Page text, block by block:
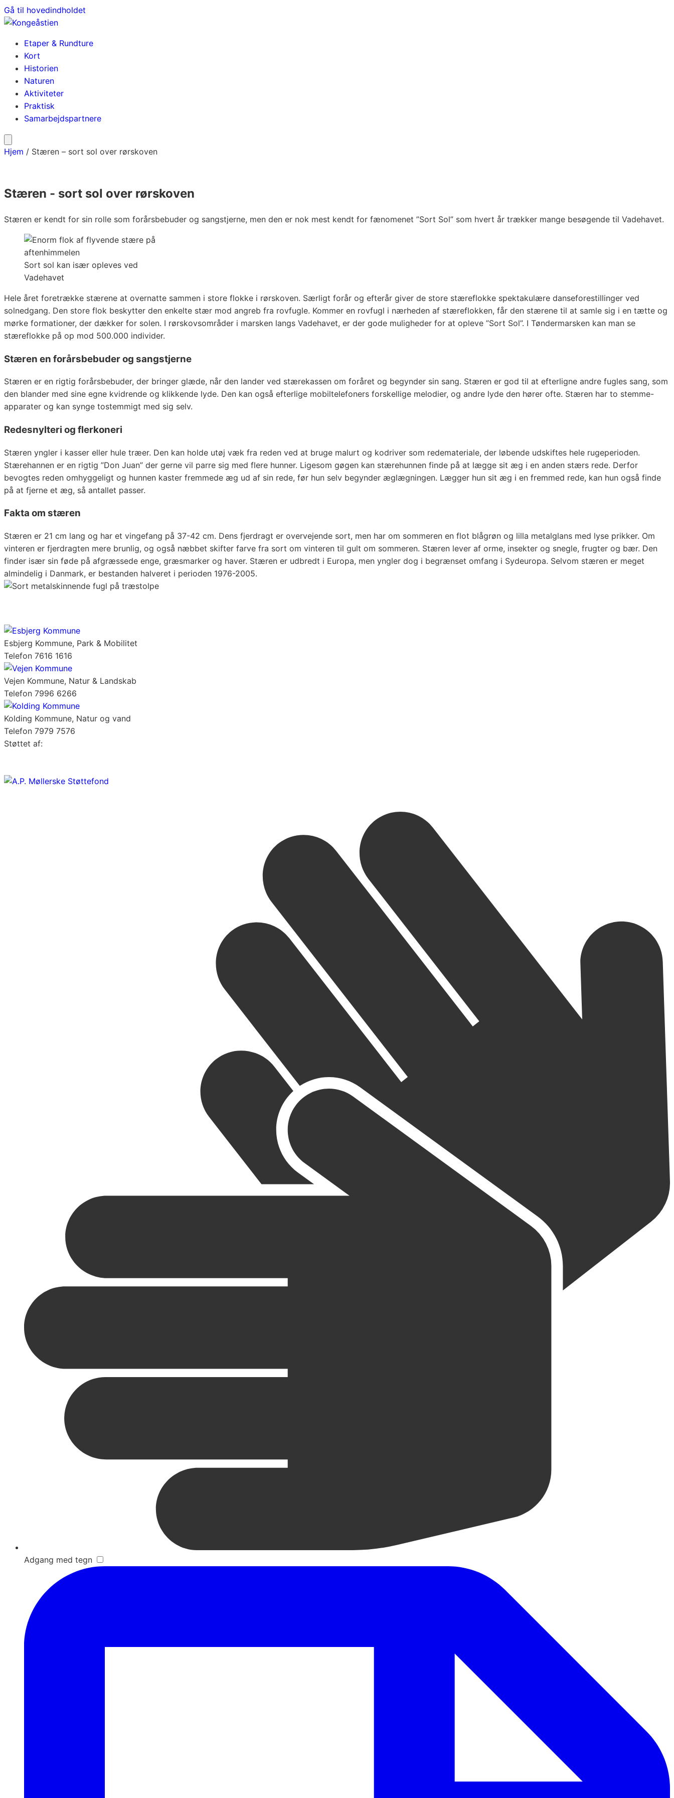
Gå til hovedindholdet
Etaper & Rundture
Kort
Historien
Naturen
Aktiviteter
Praktisk
Samarbejdspartnere
Hjem / Stæren – sort sol over rørskoven
Stæren - sort sol over rørskoven
Stæren er kendt for sin rolle som forårsbebuder og sangstjerne, men den er nok mest kendt for fænomenet ”Sort Sol” som hvert år trækker mange besøgende til Vadehavet.
Sort sol kan især opleves ved
Vadehavet
Hele året foretrække stærene at overnatte sammen i store flokke i rørskoven. Særligt forår og efterår giver de store stæreflokke spektakulære danseforestillinger ved
solnedgang. Den store flok beskytter den enkelte stær mod angreb fra rovfugle. Kommer en rovfugl i nærheden af stæreflokken, får den stærene til at samle sig i en tætte og
mørke formationer, der dækker for solen. I rørskovsområder i marsken langs Vadehavet, er der gode muligheder for at opleve ”Sort Sol”. I Tøndermarsken kan man se
stæreflokke på op mod 500.000 individer.
Stæren en forårsbebuder og sangstjerne
Stæren er en rigtig forårsbebuder, der bringer glæde, når den lander ved stærekassen om foråret og begynder sin sang. Stæren er god til at efterligne andre fugles sang, som
den blander med sine egne kvidrende og klikkende lyde. Den kan også efterlige mobiltelefoners forskellige melodier, og andre lyde den hører ofte. Stæren har to stemme-
apparater og kan synge tostemmigt med sig selv.
Redesnylteri og flerkoneri
Stæren yngler i kasser eller hule træer. Den kan holde utøj væk fra reden ved at bruge malurt og kodriver som redemateriale, der løbende udskiftes hele rugeperioden.
Stærehannen er en rigtig ”Don Juan” der gerne vil parre sig med flere hunner. Ligesom gøgen kan stærehunnen finde på at lægge sit æg i en anden stærs rede. Derfor
bevogtes reden omhyggeligt og hunnen kaster fremmede æg ud af sin rede, før hun selv begynder æglægningen. Lægger hun sit æg i en fremmed rede, kan hun også finde
på at fjerne et æg, så antal­let passer.
Fakta om stæren
Stæren er 21 cm lang og har et vingefang på 37-42 cm. Dens fjerdragt er overvejende sort, men har om sommeren en flot blågrøn og lilla metalglans med lyse prikker. Om
vinteren er fjerdragten mere brunlig, og også næbbet skifter farve fra sort om vinteren til gult om sommeren. Stæren lever af orme, insekter og snegle, frugter og bær. Den
finder især sin føde på afgræssede enge, græsmarker og haver. Stæren er udbredt i Europa, men yngler dog i begrænset omfang i Sydeuropa. Selvom stæren er meget
almindelig i Danmark, er bestanden halveret i perioden 1976-2005.
Esbjerg Kommune, Park & Mobilitet
Telefon 7616 1616
Vejen Kommune, Natur & Landskab
Telefon 7996 6266
Kolding Kommune, Natur og vand
Telefon 7979 7576
Støttet af:
Adgang med tegn